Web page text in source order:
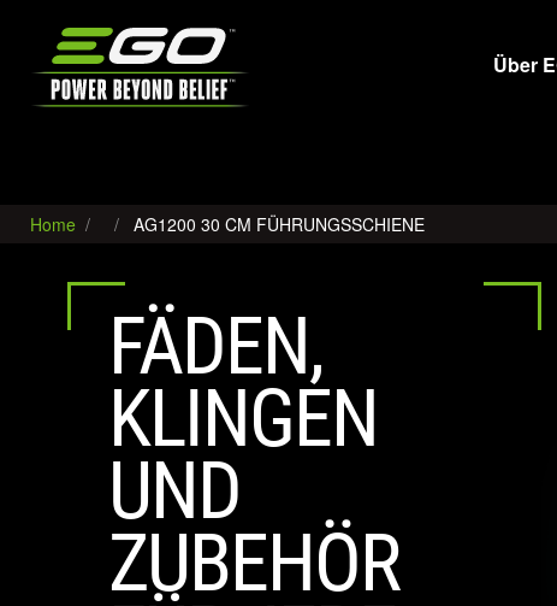
Über
Home AG1200 30 CM FÜHRUNGSSCHIENE
FÄDEN,
KLINGEN
UND
ZUBEHÖR